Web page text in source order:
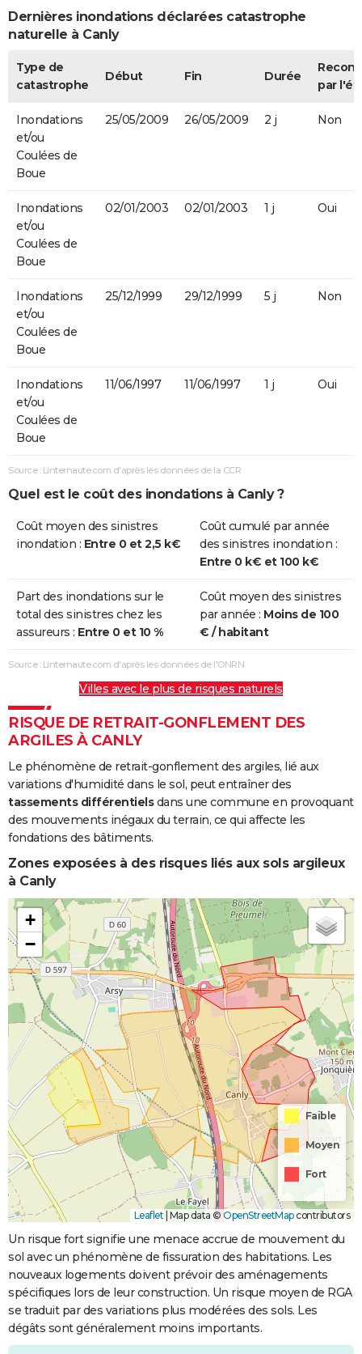
Dernières inondations déclarées catastrophe
naturelle à Canly
Type de
catastrophe
Début Fin Durée
par
Inondations
et/ou
Coulées de
Boue
25/05/2009 26/05/2009 2 j Non
Inondations
et/ou
Coulées de
Boue
02/01/2003 02/01/2003 1 j Oui
Inondations
et/ou
Coulées de
Boue
25/12/1999 29/12/1999 5 j Non
Inondations
et/ou
Coulées de
Boue
11/06/1997 11/06/1997 1 j Oui
Source : Linternaute.com d'après les données de la CCR
Quel est le coût des inondations à Canly ?
Coût moyen des sinistres
inondation : Entre 0 et 2,5 k€
Coût cumulé par année
des sinistres inondation :
Entre 0 k€ et 100 k€
Part des inondations sur le
total des sinistres chez les
assureurs : Entre 0 et 10 %
Coût moyen des sinistres
par année : Moins de 100
€ / habitant
Source : Linternaute.com d'après les données de l'ONRN
Villes avec le plus de risques naturels
RISQUE DE RETRAIT-GONFLEMENT DES
ARGILES À CANLY
Le phénomène de retrait-gonflement des argiles, lié aux
variations d'humidité dans le sol, peut entraîner des
tassements différentielsdans une commune en provoquant
des mouvements inégaux du terrain, ce qui affecte les
fondations des bâtiments.
Zones exposées à des risques liés aux sols argileux
à Canly
+
−
Faible
Moyen
Fort
Leaflet Map data © OpenStreetMapcontributors
Un risque fort signifie une menace accrue de mouvement du
sol avec un phénomène de fissuration des habitations. Les
nouveaux logements doivent prévoir des aménagements
spécifiques lors de leur construction. Un risque moyen de RGA
se traduit par des variations plus modérées des sols. Les
dégâts sont généralement moins importants.